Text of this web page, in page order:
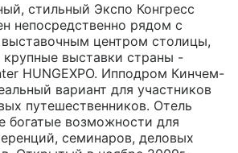
стильный Экспо Конгресс
непосредственно рядом с
центром столицы,
крупные выставки страны -
HUNGEXPO. Ипподром Кинчем-
вариант для участников
путешественников. Отель
богатые возможности для
семинаров, деловых